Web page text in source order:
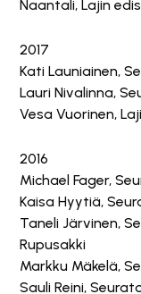
Naantali, Lajin
2017
Kati Launiainen,
Lauri Nivalinna,
Vesa Vuorinen,
2016
Michael Fager,
Kaisa Hyytiä,
Taneli Järvinen,
Rupusakki
Markku Mäkelä,
Sauli Reini,